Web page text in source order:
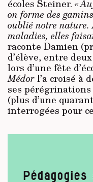
écoles Steiner. «
on forme des
oublié notre nature.
maladies, elles
raconte Damien
d’élève, entre
lors d’une fête
Médorl’a croisé à
ses
(plus d’une
interrogées pour